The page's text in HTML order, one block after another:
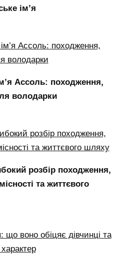
ім’я
Ассоль: походження,
володарки
розбір походження,
та життєвого